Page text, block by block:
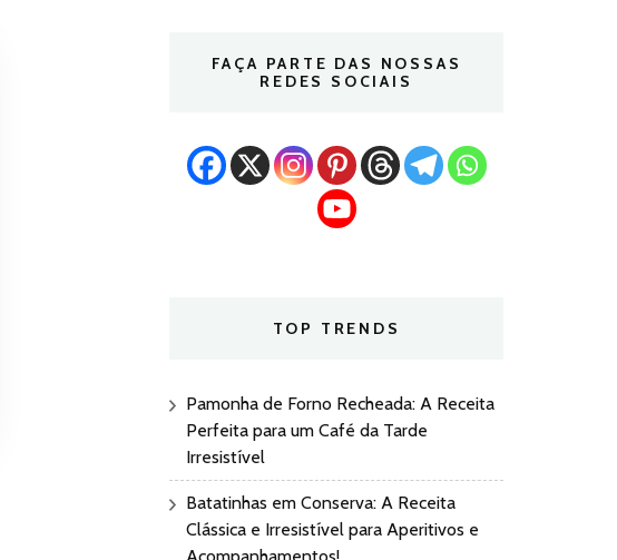
FAÇA PARTE DAS NOSSAS
REDES SOCIAIS
TOP TRENDS
Pamonha de Forno Recheada: A Receita
Perfeita para um Café da Tarde
Irresistível
Batatinhas em Conserva: A Receita
Clássica e Irresistível para Aperitivos e